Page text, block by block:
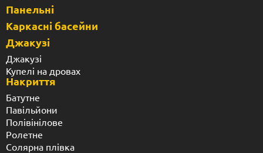
Панельні
Каркасні басейни
Джакузі
Джакузі
Купелі на дровах
Накриття
Батутне
Павільйони
Полівінілове
Ролетне
Солярна плівка